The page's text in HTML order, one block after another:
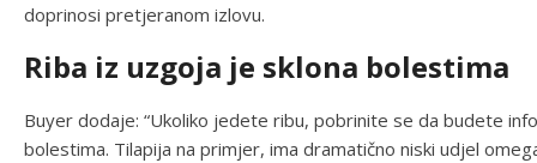
doprinosi pretjeranom izlovu.
Riba iz uzgoja je sklona bolestima
Buyer dodaje: “Ukoliko jedete ribu, pobrinite se da budete
bolestima. Tilapija na primjer, ima dramatično niski udjel